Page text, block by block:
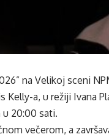
na Velikoj sceni
a, u režiji Ivana
20:00 sati.
večerom, a